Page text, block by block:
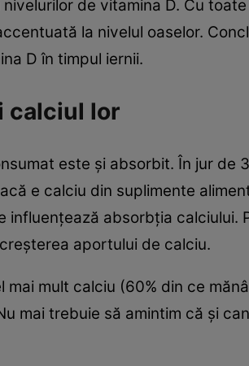
de vitamina D. Cu
la nivelul oaselor.
D în timpul iernii.
calciul lor
este şi absorbit. În jur de
e calciu din suplimente
influenţează absorbţia
aportului de calciu.
mai mult calciu (60% din ce
mai trebuie să amintim că şi